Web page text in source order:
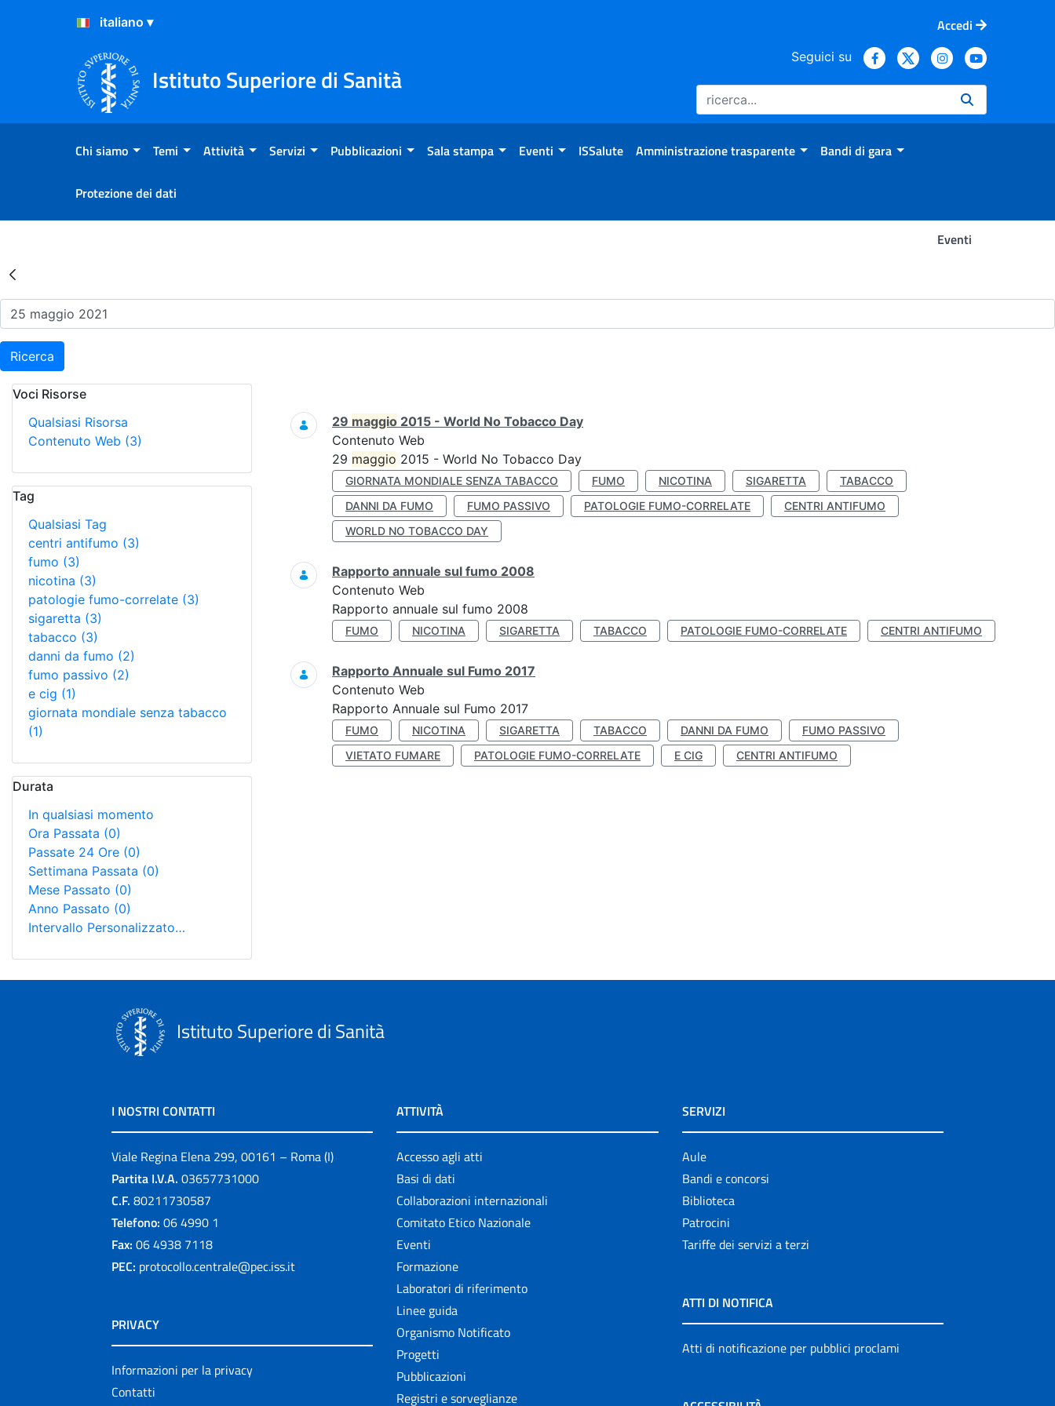
Salta al Contenuto
Salta al Footer
Accedi
Istituto Superiore di Sanità
Seguici su
Chi siamo Temi Attività Servizi Pubblicazioni Sala stampa Eventi ISSalute Amministrazione trasparente Bandi di gara
Protezione dei dati
Eventi
Risultati della Ricerca - Eventi
Ricerca
Voci Risorse
Qualsiasi Risorsa
Contenuto Web (3)
Tag
Qualsiasi Tag
centri antifumo (3)
fumo (3)
nicotina (3)
patologie fumo-correlate (3)
sigaretta (3)
tabacco (3)
danni da fumo (2)
fumo passivo (2)
e cig (1)
giornata mondiale senza tabacco
(1)
Durata
In qualsiasi momento
Ora Passata (0)
Passate 24 Ore (0)
Settimana Passata (0)
Mese Passato (0)
Anno Passato (0)
Intervallo Personalizzato…
Ricerca
29 maggio 2015 - World No Tobacco Day
Contenuto Web
29 maggio 2015 - World No Tobacco Day
GIORNATA MONDIALE SENZA TABACCO FUMO NICOTINA SIGARETTA
TABACCO
DANNI DA FUMO
FUMO PASSIVO PATOLOGIE FUMO-CORRELATE
CENTRI ANTIFUMO
WORLD NO TOBACCO DAY
Rapporto annuale sul fumo 2008
Contenuto Web
Rapporto annuale sul fumo 2008
FUMO NICOTINA SIGARETTA TABACCO PATOLOGIE FUMO-CORRELATE CENTRI ANTIFUMO
Rapporto Annuale sul Fumo 2017
Contenuto Web
Rapporto Annuale sul Fumo 2017
FUMO NICOTINA SIGARETTA TABACCO DANNI DA FUMO
FUMO PASSIVO
VIETATO FUMARE
PATOLOGIE FUMO-CORRELATE E CIG CENTRI ANTIFUMO
Istituto Superiore di Sanità
I NOSTRI CONTATTI
Viale Regina Elena 299, 00161 – Roma (I)
Partita I.V.A. 03657731000
C.F. 80211730587
Telefono: 06 4990 1
Fax: 06 4938 7118
PEC: protocollo.centrale@pec.iss.it
PRIVACY
Informazioni per la privacy
Contatti
ATTIVITÀ
Accesso agli atti
Basi di dati
Collaborazioni internazionali
Comitato Etico Nazionale
Eventi
Formazione
Laboratori di riferimento
Linee guida
Organismo Notificato
Progetti
Pubblicazioni
Registri e sorveglianze
SERVIZI
Aule
Bandi e concorsi
Biblioteca
Patrocini
Tariffe dei servizi a terzi
ATTI DI NOTIFICA
Atti di notificazione per pubblici proclami